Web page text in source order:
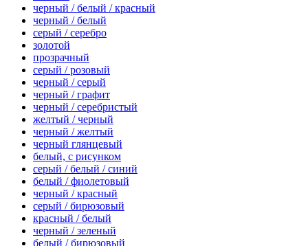
черный / белый / красный
черный / белый
серый / серебро
золотой
прозрачный
серый / розовый
черный / серый
черный / графит
черный / серебристый
желтый / черный
черный / желтый
черный глянцевый
белый, с рисунком
серый / белый / синий
белый / фиолетовый
черный / красный
серый / бирюзовый
красный / белый
черный / зеленый
белый / бирюзовый